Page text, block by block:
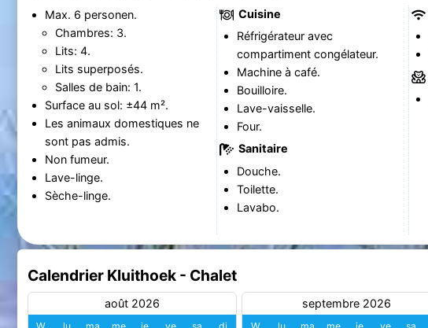
Max. 6 personen.
Chambres: 3.
Lits: 4.
Lits superposés.
Salles de bain: 1.
Surface au sol: ±44 m².
Les animaux domestiques ne
sont pas admis.
Non fumeur.
Lave-linge.
Sèche-linge.
Cuisine
Réfrigérateur avec
compartiment congélateur.
Machine à café.
Bouilloire.
Lave-vaisselle.
Four.
Sanitaire
Douche.
Toilette.
Lavabo.
Calendrier Kluithoek - Chalet
août 2026 septembre 2026